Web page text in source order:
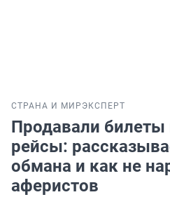
СТРАНА И МИР ЭКСПЕРТ
Продавали
рейсы:
обмана и как не
аферистов